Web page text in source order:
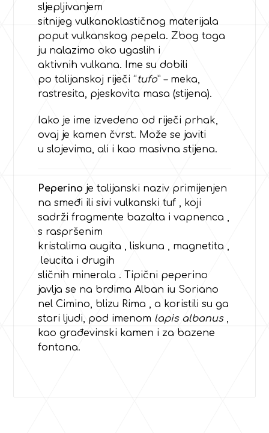
sljepljivanjem
sitnijegvulkanoklastičnog materijala
poputvulkanskog pepela. Zbog toga
ju nalazimo oko ugaslih i
aktivnihvulkana. Ime su dobili
potalijanskoj riječi “tufo” – meka,
rastresita, pjeskovita masa (stijena).
Iako je ime izvedeno od riječi prhak,
ovaj je kamen čvrst. Može se javiti
uslojevima , ali i kao masivna stijena.
Peperino je talijanski naziv primijenjen
na smeđi ili sivivulkanskituf , koji
sadrži fragmente bazalta ivapnenca
s raspršenim
kristalima augita ,liskuna magnetita
leucita i drugih
sličnih minerala . Tipični peperino
javlja se na brdima Alban iu Soriano
nel Cimino , blizu Rima , a koristili su ga
stari ljudi, pod imenom lapis albanus,
kao građevinski kamen i za bazene
fontana.